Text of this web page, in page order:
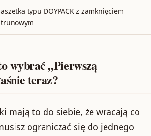
typu DOYPACK z zamknięciem
wybrać „Pierwszą
teraz?
mają to do siebie, że wracają co
ograniczać się do jednego